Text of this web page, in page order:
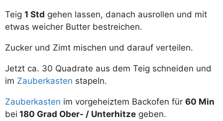
Teig 1 Std gehen lassen, danach ausrollen und mit
etwas weicher Butter bestreichen.
Zucker und Zimt mischen und darauf verteilen.
Jetzt ca. 30 Quadrate aus dem Teig schneiden und
im Zauberkasten stapeln.
Zauberkasten im vorgeheiztem Backofen für 60 Min
bei 180 Grad Ober- / Unterhitze geben.